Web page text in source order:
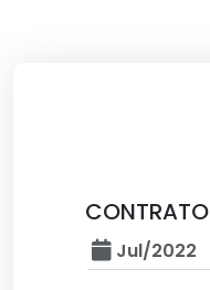
CONTRATO
Jul/2022